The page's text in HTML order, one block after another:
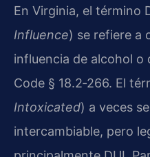
En Virginia, el término
Influence) se refiere a
influencia de alcohol o
Code § 18.2‑266. El
Intoxicated) a veces
intercambiable, pero